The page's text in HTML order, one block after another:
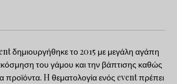
δημιουργήθηκε το 2015 με μεγάλη αγάπη
του γάμου και την βάπτισης καθώς
προϊόντα. H θεματολογία ενός event πρέπει